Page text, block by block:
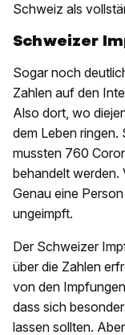
Schweiz als
Schweizer
Sogar noch
Zahlen auf den
Also dort, wo
dem Leben ringen.
mussten 760
behandelt
Genau eine
ungeimpft.
Der Schweizer
über die Zahlen
von den
dass sich
lassen sollten.